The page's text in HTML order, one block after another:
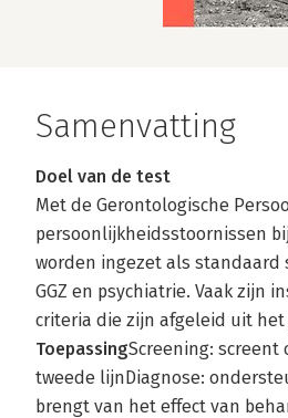
Samenvatting
Doel van de test
Met de Gerontologische
persoonlijkheidsstoornissen
worden ingezet als standaard
GGZ en psychiatrie. Vaak zijn
criteria die zijn afgeleid uit
ToepassingScreening:
tweede lijnDiagnose:
brengt van het effect van